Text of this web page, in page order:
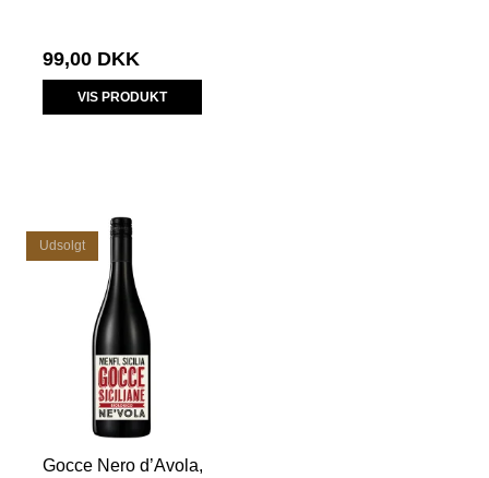
99,00 DKK
VIS PRODUKT
Udsolgt
Gocce Nero d’Avola,